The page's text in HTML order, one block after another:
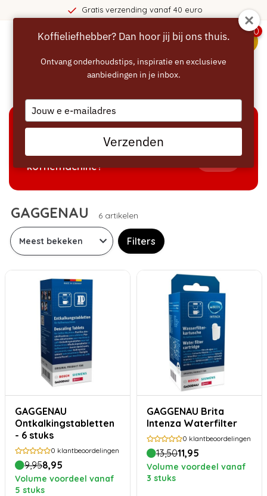
Gratis verzending vanaf 40 euro
0
Welke producten passen bij mijn
koffiemachine?
GAGGENAU 6 artikelen
Filters
GAGGENAU
Ontkalkingstabletten
- 6 stuks
0 klantbeoordelingen
9,958,95
Volume voordeel vanaf
5 stuks
GAGGENAU Brita
Intenza Waterfilter
0 klantbeoordelingen
13,5011,95
Volume voordeel vanaf
3 stuks
Koffieliefhebber? Dan hoor jij bij ons thuis.
Ontvang onderhoudstips, inspiratie en exclusieve
aanbiedingen in je inbox.
Type
your
email
Verzenden